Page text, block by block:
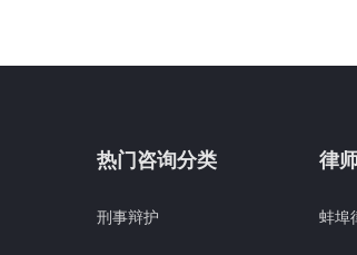
热门咨询分类
刑事辩护
律
蚌埠